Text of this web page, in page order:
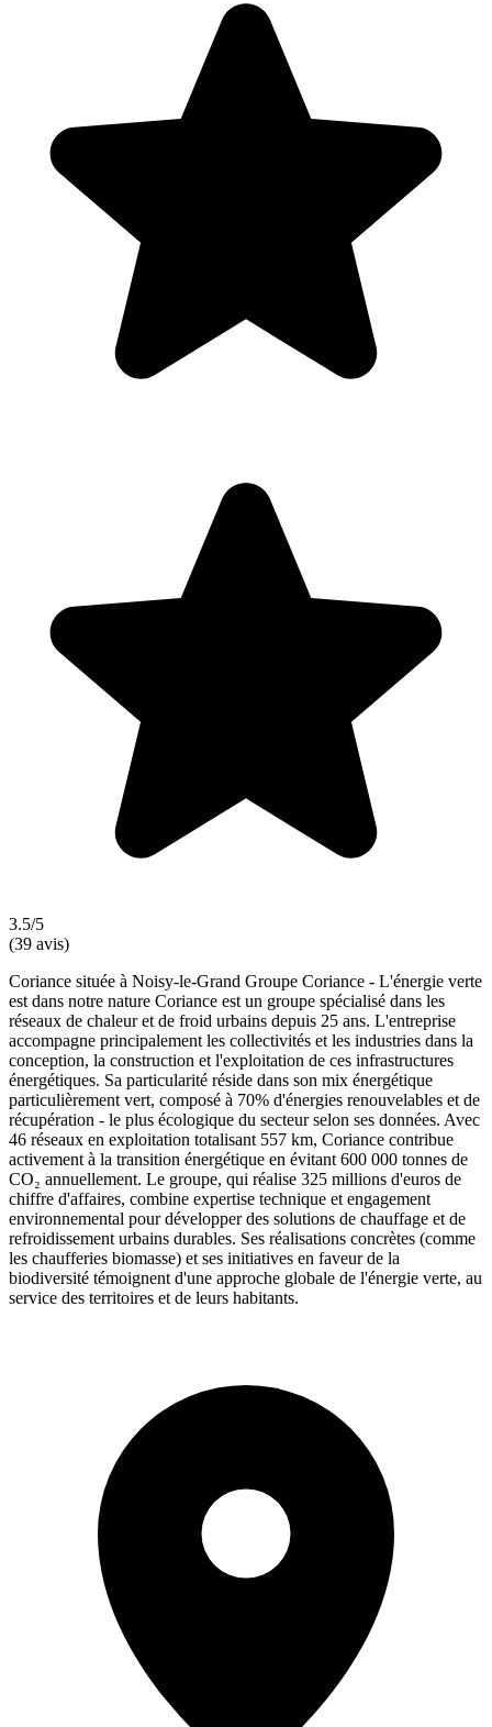
3.5/5
(39 avis)
Coriance située à Noisy-le-Grand Groupe Coriance - L'énergie verte
est dans notre nature Coriance est un groupe spécialisé dans les
réseaux de chaleur et de froid urbains depuis 25 ans. L'entreprise
accompagne principalement les collectivités et les industries dans la
conception, la construction et l'exploitation de ces infrastructures
énergétiques. Sa particularité réside dans son mix énergétique
particulièrement vert, composé à 70% d'énergies renouvelables et de
récupération - le plus écologique du secteur selon ses données. Avec
46 réseaux en exploitation totalisant 557 km, Coriance contribue
activement à la transition énergétique en évitant 600 000 tonnes de
CO₂ annuellement. Le groupe, qui réalise 325 millions d'euros de
chiffre d'affaires, combine expertise technique et engagement
environnemental pour développer des solutions de chauffage et de
refroidissement urbains durables. Ses réalisations concrètes (comme
les chaufferies biomasse) et ses initiatives en faveur de la
biodiversité témoignent d'une approche globale de l'énergie verte, au
service des territoires et de leurs habitants.